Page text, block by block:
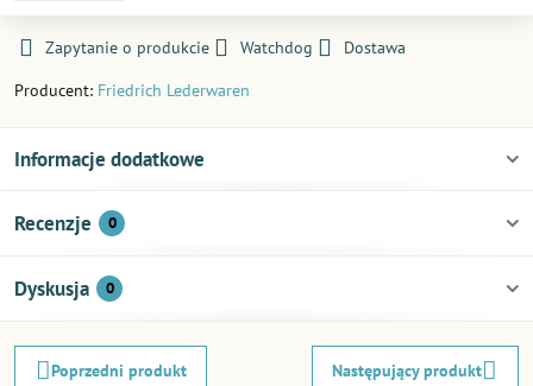
Zapytanie o produkcie Watchdog
Dostawa
Producent: Friedrich Lederwaren
Informacje dodatkowe
Recenzje 0
Dyskusja 0
Poprzedni produkt Następujący produkt